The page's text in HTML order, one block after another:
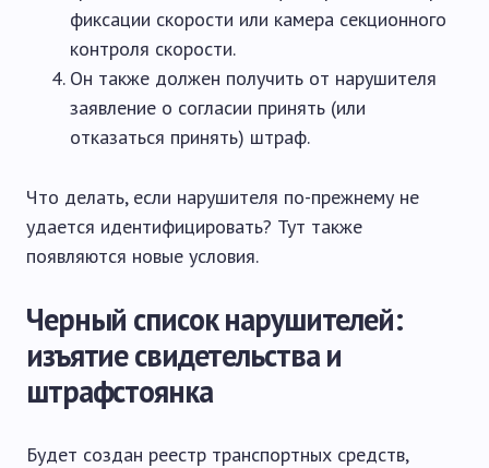
фиксации скорости или камера секционного
контроля скорости.
Он также должен получить от нарушителя
заявление о согласии принять (или
отказаться принять) штраф.
Что делать, если нарушителя по-прежнему не
удается идентифицировать? Тут также
появляются новые условия.
Черный список нарушителей:
изъятие свидетельства и
штрафстоянка
Будет создан реестр транспортных средств,